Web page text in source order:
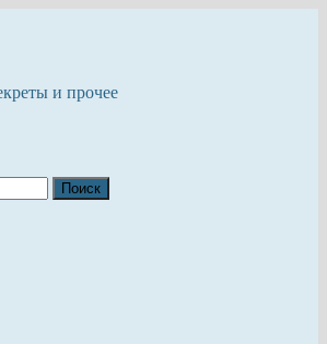
и прочее